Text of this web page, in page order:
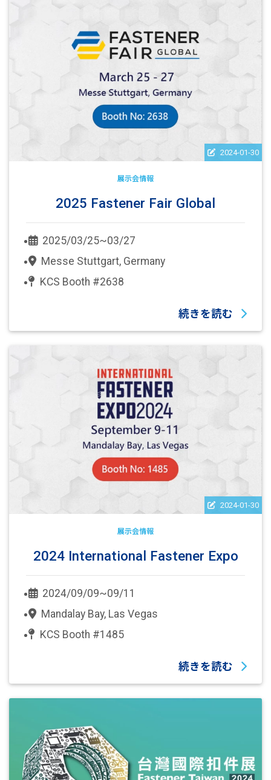
2024-01-30
展示会情報
2025 Fastener Fair Global
2025/03/25~03/27
Messe Stuttgart, Germany
KCS Booth #2638
続きを読む
2024-01-30
展示会情報
2024 International Fastener Expo
2024/09/09~09/11
Mandalay Bay, Las Vegas
KCS Booth #1485
続きを読む